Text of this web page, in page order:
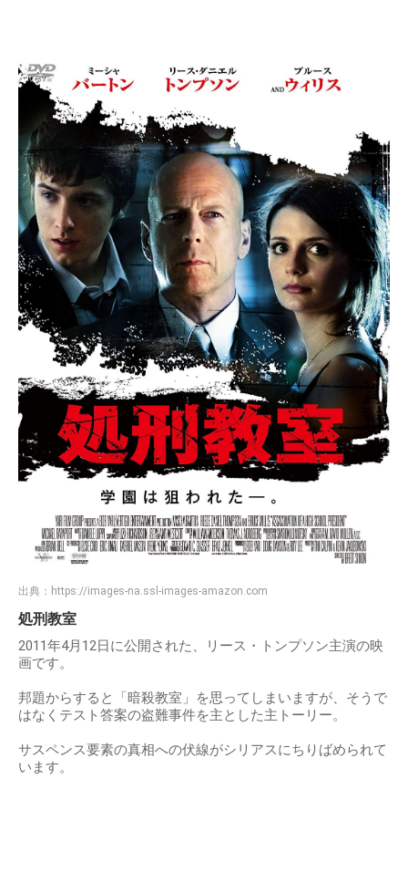
出典： https://images-na.ssl-images-amazon.com
処刑教室
2011年4月12日に公開された、リース・トンプソン主演の映
画です。
邦題からすると「暗殺教室」を思ってしまいますが、そうで
はなくテスト答案の盗難事件を主とした主トーリー。
サスペンス要素の真相への伏線がシリアスにちりばめられて
います。